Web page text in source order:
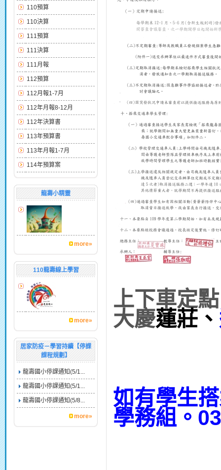
110預算
110決算
111預算
111決算
111月報
112預算
112月報1-7月
112年月報8-12月
112年決算書
113年預算書
113年月報1-7月
114年預算案
龍壽小精靈
more»
110龍壽線上學習
more»
居家防疫－學習持續【停課
課程規劃】
龍壽國小停課通知(5/1...
龍壽國小停課通知(5/1...
龍壽國小停課通知(5/8...
more»
上下車定
大慶蓮莊、
如有學生
學務組。